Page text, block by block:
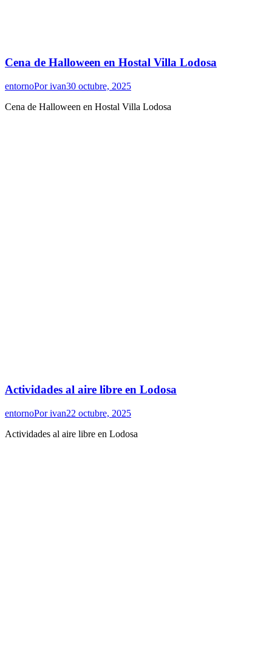
Cena de Halloween en Hostal Villa Lodosa
entornoPorivan30 octubre, 2025
Cena de Halloween en Hostal Villa Lodosa
Actividades al aire libre en Lodosa
entornoPorivan22 octubre, 2025
Actividades al aire libre en Lodosa